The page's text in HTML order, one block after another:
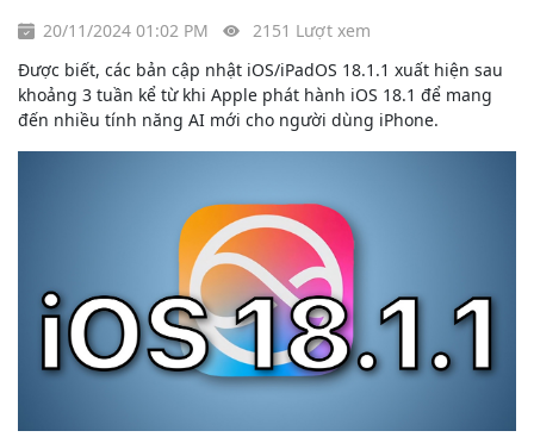
20/11/2024 01:02 PM
2151 Lượt xem
Được biết, các bản cập nhật iOS/iPadOS 18.1.1 xuất hiện sau
khoảng 3 tuần kể từ khi Apple phát hành iOS 18.1 để mang
đến nhiều tính năng AI mới cho người dùng iPhone.